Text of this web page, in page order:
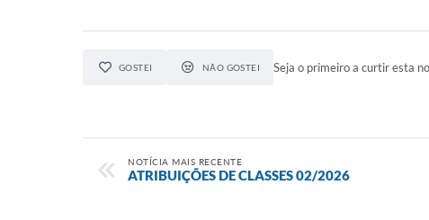
GOSTEI NÃO GOSTEI Seja o primeiro a curtir esta
NOTÍCIA MAIS RECENTE
ATRIBUIÇÕES DE CLASSES 02/2026